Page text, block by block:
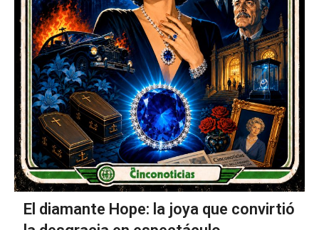
El diamante Hope: la joya que convirtió